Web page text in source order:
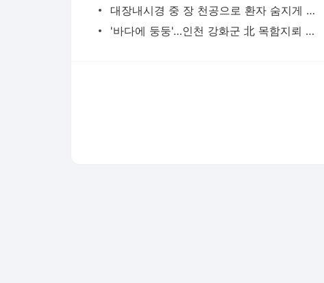
대장내시경 중 장 천공으로 환자 숨지게 한 의사 2심도 집행유예 | 연합뉴스
'바다에 둥둥'…인천 강화군 北 목함지뢰 주의보 | 연합뉴스